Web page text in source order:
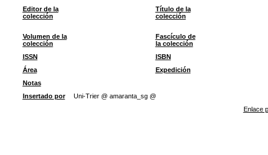
Editor de la
colección
Título de la
colección
Volumen de la
colección
Fascículo de
la colección
ISSN
ISBN
Área
Expedición
Notas
Insertado por
Uni-Trier @ amaranta_sg @
Enlace